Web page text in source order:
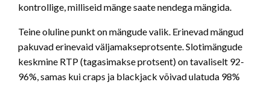
kontrollige, milliseid mänge saate nendega mängida.
Teine oluline punkt on mängude valik. Erinevad mängud
pakuvad erinevaid väljamakseprotsente. Slotimängude
keskmine RTP (tagasimakse protsent) on tavaliselt 92-
96%, samas kui craps ja blackjack võivad ulatuda 98%